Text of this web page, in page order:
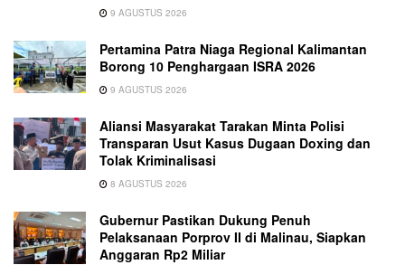
9 AGUSTUS 2026
Pertamina Patra Niaga Regional Kalimantan
Borong 10 Penghargaan ISRA 2026
9 AGUSTUS 2026
Aliansi Masyarakat Tarakan Minta Polisi
Transparan Usut Kasus Dugaan Doxing dan
Tolak Kriminalisasi
8 AGUSTUS 2026
Gubernur Pastikan Dukung Penuh
Pelaksanaan Porprov II di Malinau, Siapkan
Anggaran Rp2 Miliar